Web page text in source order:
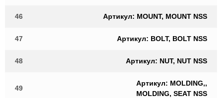
46 Артикул: MOUNT, MOUNT NSS
47 Артикул: BOLT, BOLT NSS
48 Артикул: NUT, NUT NSS
49
Артикул: MOLDING,,
MOLDING, SEAT NSS